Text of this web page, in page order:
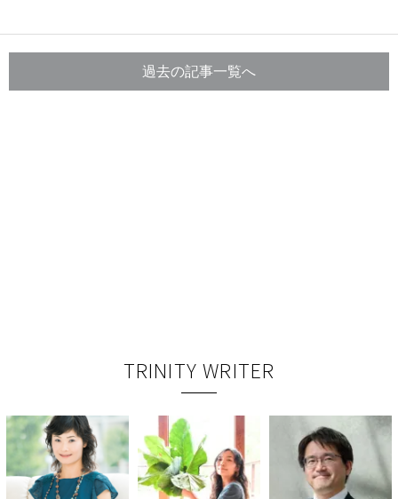
過去の記事一覧へ
TRINITY WRITER